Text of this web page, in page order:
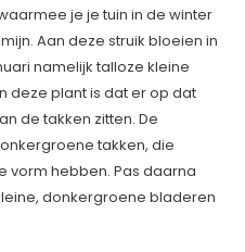
je je tuin in de winter
Aan deze struik bloeien in
namelijk talloze kleine
deze plant is dat er op dat
de takken zitten. De
takken, die
vorm hebben. Pas daarna
donkergroene bladeren